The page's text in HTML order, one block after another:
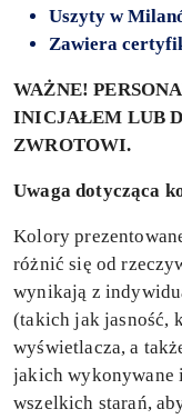
Uszyty w
Zawiera
WAŻNE!
INICJAŁEM LUB
ZWROTOWI.
Uwaga dotycząca
Kolory
różnić się od
wynikają z
(takich jak jasność,
wyświetlacza, a
jakich wykonywane
wszelkich starań,